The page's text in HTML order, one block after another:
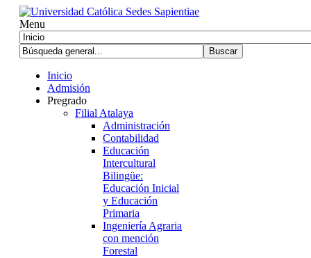
Menu
Inicio
Admisión
Pregrado
Filial Atalaya
Administración
Contabilidad
Educación
Intercultural
Bilingüe:
Educación Inicial
y Educación
Primaria
Ingeniería Agraria
con mención
Forestal